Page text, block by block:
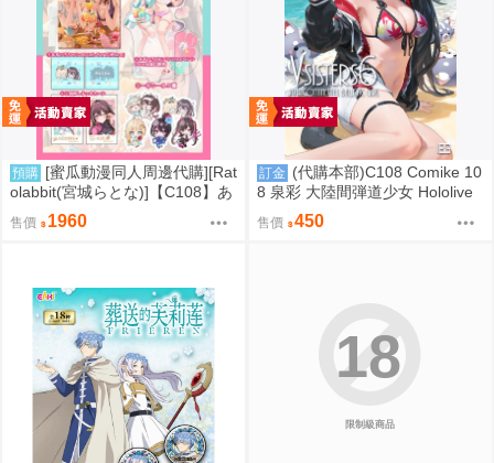
預購 [蜜瓜動漫同人周邊代購][Rat
olabbit(宮城らとな)]【C108】あ
ずいろ新刊10点セット(Hololive)
(同人誌)
售價 1960
訂金 (代購本部)C108 Comike 10
8 泉彩 大陸間弾道少女 Hololive
Gamers 大神ミオ 大神澪 C108
會場數量新刊「VSISTERS 6 (隨
售價 450
限制級商品
18